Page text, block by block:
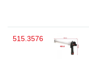
515.3576